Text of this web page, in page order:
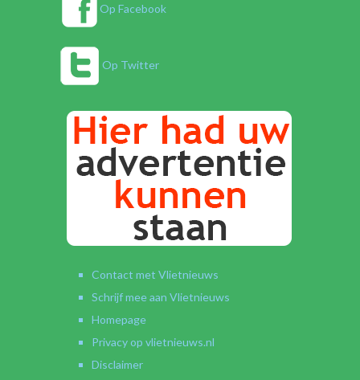
Op Facebook
Op Twitter
Contact met Vlietnieuws
Schrijf mee aan Vlietnieuws
Homepage
Privacy op vlietnieuws.nl
Disclaimer